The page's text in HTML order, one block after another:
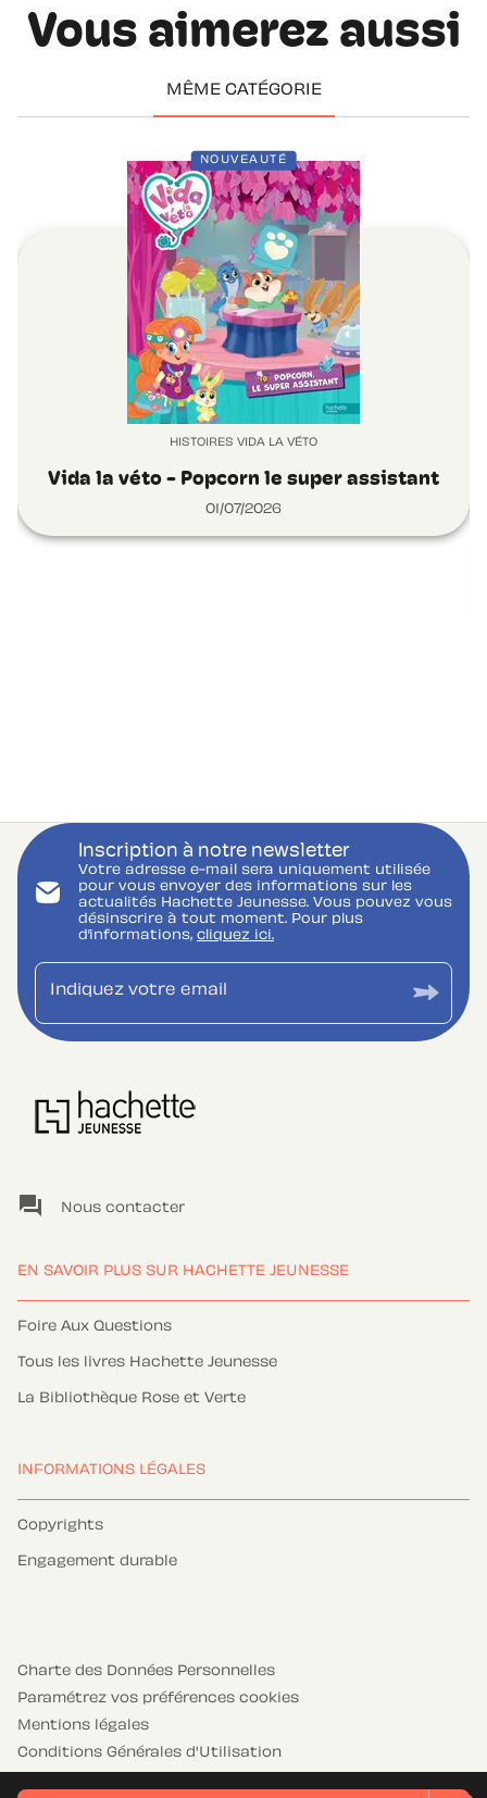
Vous aimerez aussi
MÊME CATÉGORIE
NOUVEAUTÉ
HISTOIRES VIDA LA VÉTO
Vida la véto - Popcorn le super assistant
01/07/2026
Inscription à notre newsletter
Votre adresse e-mail sera uniquement utilisée
pour vous envoyer des informations sur les
actualités Hachette Jeunesse. Vous pouvez vous
désinscrire à tout moment. Pour plus
d’informations, cliquez ici.
Indiquez votre email
question_answer Nous contacter
EN SAVOIR PLUS SUR HACHETTE JEUNESSE
Foire Aux Questions
Tous les livres Hachette Jeunesse
La Bibliothèque Rose et Verte
INFORMATIONS LÉGALES
Copyrights
Engagement durable
Charte des Données Personnelles
Paramétrez vos préférences cookies
Mentions légales
Conditions Générales d'Utilisation